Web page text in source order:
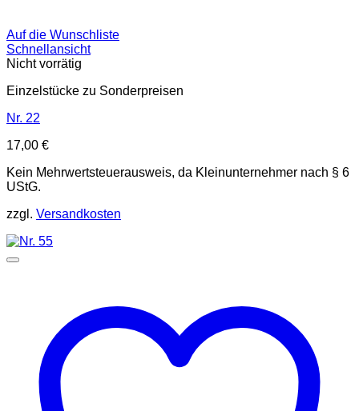
Auf die Wunschliste
Schnellansicht
Nicht vorrätig
Einzelstücke zu Sonderpreisen
Nr. 22
17,00 €
Kein Mehrwertsteuerausweis, da Kleinunternehmer nach § 6
UStG.
zzgl. Versandkosten